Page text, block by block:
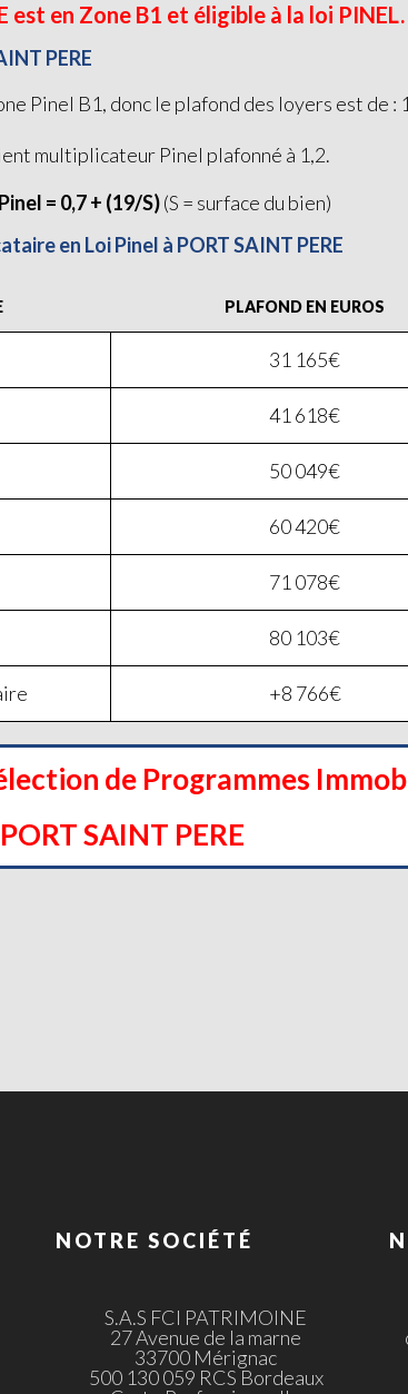
est en Zone B1 et éligible à la loi PINEL.
PERE
Pinel B1, donc le plafond des loyers est de :
multiplicateur Pinel plafonné à 1,2.
= 0,7 + (19/S)(S = surface du bien)
en Loi Pinel à PORT SAINT PERE
PLAFOND EN EUROS
31 165€
41 618€
50 049€
60 420€
71 078€
80 103€
+8 766€
de Programmes
SAINT PERE
NOTRE SOCIÉTÉ
S.A.S FCI PATRIMOINE
27 Avenue de la marne
33700 Mérignac
500 130 059 RCS Bordeaux